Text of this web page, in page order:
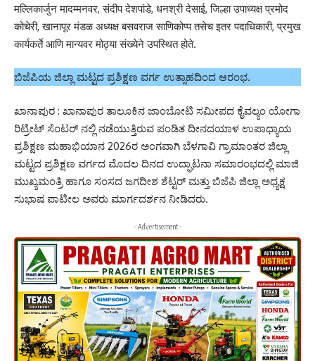
मल्लिकार्जुन मादम्मनवर, संदीप देशपांडे, धनश्री देसाई, जिल्हा उपाध्यक्ष प्रमोद
कोचेरी, खानापूर मंडळ अध्यक्ष बसवराज साणिकोप्प तसेच इतर पदाधिकारी, प्रमुख
कार्यकर्ते आणि मान्यवर मोठ्या संख्येने उपस्थित होते.
ಬಿಜೆಪಿಯ ಜಿಲ್ಲಾ ಮಟ್ಟದ ಪ್ರಶಿಕ್ಷಣ ವರ್ಗ ಉತ್ಸಾಹದಿಂದ ಆರಂಭ.
ಖಾನಾಪುರ : ಖಾನಾಪುರ ತಾಲೂಕಿನ ಜಾಂಬೋಟಿ ಸಮೀಪದ ಕೈವಲ್ಯಂ ಯೋಗಾ
ರಿಟ್ರೀಟ್ ಸೆಂಟರ್ ನಲ್ಲಿ ನಡೆಯುತ್ತಿರುವ ಪಂಡಿತ ದೀನದಯಾಳ ಉಪಾಧ್ಯಾಯ
ಪ್ರಶಿಕ್ಷಣ ಮಹಾಭಿಯಾನ 2026ರ ಅಂಗವಾಗಿ ಬೆಳಗಾವಿ ಗ್ರಾಮಾಂತರ ಜಿಲ್ಲಾ
ಮಟ್ಟದ ಪ್ರಶಿಕ್ಷಣ ವರ್ಗದ ಮೊದಲ ದಿನದ ಉದ್ಘಾಟನಾ ಸಮಾರಂಭದಲ್ಲಿ ಮಾಜಿ
ಮುಖ್ಯಮಂತ್ರಿ ಹಾಗೂ ಸಂಸದ ಜಗದೀಶ ಶೆಟ್ಟರ್ ಮತ್ತು ಬಿಜೆಪಿ ಜಿಲ್ಲಾ ಅಧ್ಯಕ್ಷ
ಸುಭಾಷ ಪಾಟೀಲ ಅವರು ಮಾರ್ಗದರ್ಶನ ನೀಡಿದರು.
- Advertisement -